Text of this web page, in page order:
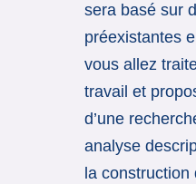
sera basé sur
préexistantes
vous allez
travail et
d’une
analyse
la construction